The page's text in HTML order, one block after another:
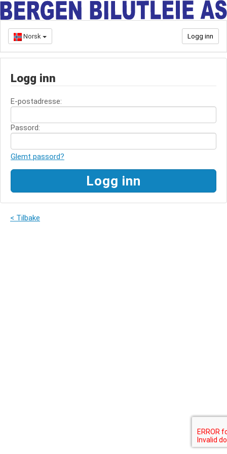
Norsk Logg inn
Logg inn
E-postadresse:
Passord:
Glemt passord?
< Tilbake